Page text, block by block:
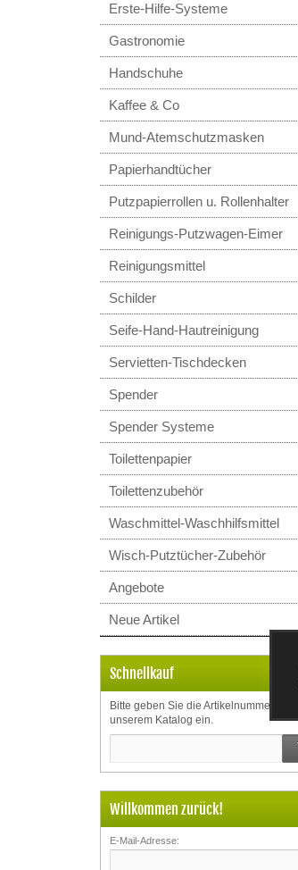
Erste-Hilfe-Systeme
Gastronomie
Handschuhe
Kaffee & Co
Mund-Atemschutzmasken
Papierhandtücher
Putzpapierrollen u. Rollenhalter
Reinigungs-Putzwagen-Eimer
Reinigungsmittel
Schilder
Seife-Hand-Hautreinigung
Servietten-Tischdecken
Spender
Spender Systeme
Toilettenpapier
Toilettenzubehör
Waschmittel-Waschhilfsmittel
Wisch-Putztücher-Zubehör
Angebote
Neue Artikel
Schnellkauf
Bitte geben Sie die Artikelnummer aus
unserem Katalog ein.
Willkommen zurück!
E-Mail-Adresse: